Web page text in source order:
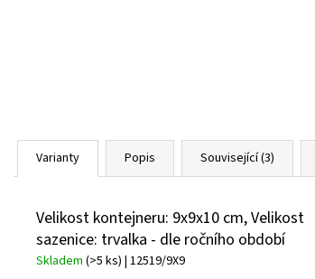
Varianty Popis Související (3)
Velikost kontejneru: 9x9x10 cm, Velikost
sazenice: trvalka - dle ročního období
Skladem (>5 ks) | 12519/9X9